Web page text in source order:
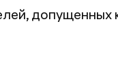
допущенных